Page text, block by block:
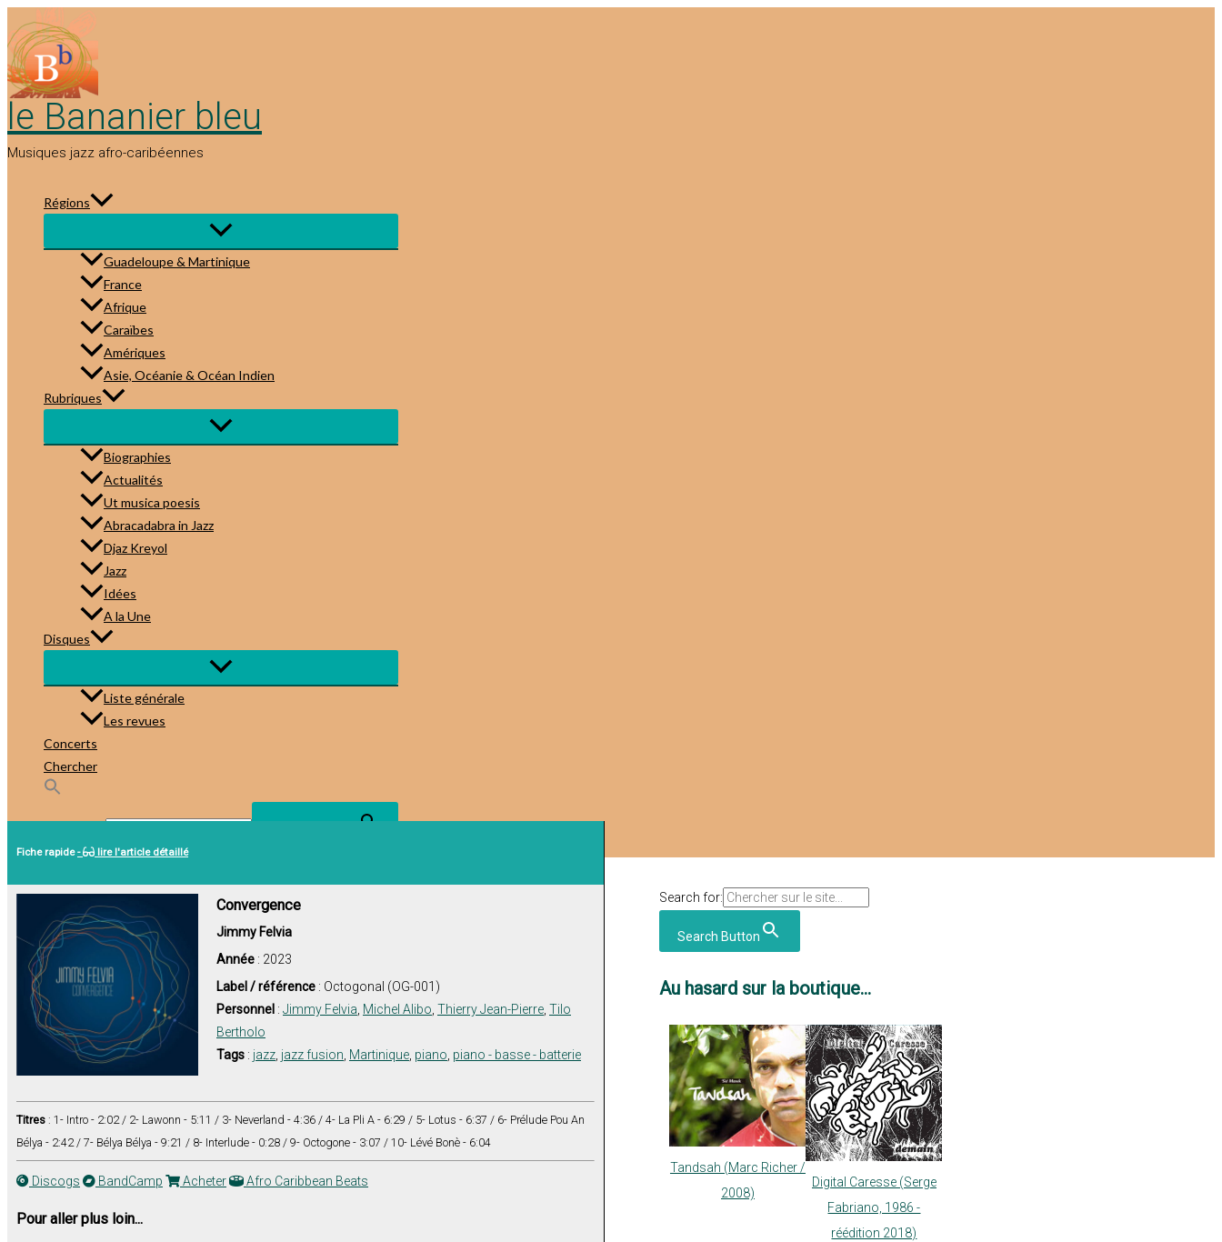
au
contenu
le Bananier bleu
Musiques jazz afro-caribéennes
Régions
Guadeloupe & Martinique
France
Afrique
Caraïbes
Amériques
Asie, Océanie & Océan Indien
Rubriques
Biographies
Actualités
Ut musica poesis
Abracadabra in Jazz
Djaz Kreyol
Jazz
Idées
A la Une
Disques
Liste générale
Les revues
Concerts
Chercher
Search Button
Fiche rapide- lire l'article détaillé
Convergence
Jimmy Felvia
Année : 2023
Label / référence : Octogonal (OG-001)
Personnel : Jimmy Felvia Michel Alibo Thierry Jean-Pierre Tilo
Bertholo
Tags : jazz jazz fusion Martinique piano piano - basse - batterie
Titres : 1- Intro - 2:02 / 2- Lawonn - 5:11 / 3- Neverland - 4:36 / 4- La Pli A - 6:29 / 5- Lotus - 6:37 / 6- Prélude Pou An
Bélya - 2:42 / 7- Bélya Bélya - 9:21 / 8- Interlude - 0:28 / 9- Octogone - 3:07 / 10- Lévé Bonè - 6:04
Discogs BandCamp Acheter Afro Caribbean Beats
Pour aller plus loin...
Search for:
Search Button
Au hasard sur la boutique...
Tandsah (Marc Richer /
2008)
Digital Caresse (Serge
Fabriano, 1986 -
réédition 2018)